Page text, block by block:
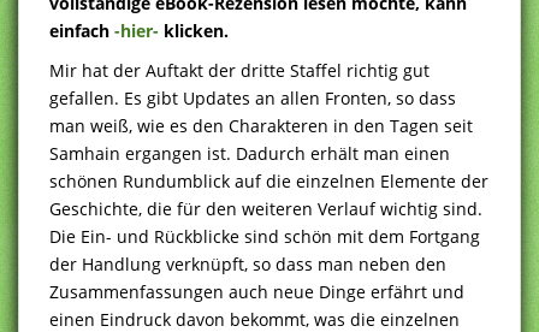
einfach -hier- klicken.
Mir hat der Auftakt der dritte Staffel richtig gut
gefallen. Es gibt Updates an allen Fronten, so dass
man weiß, wie es den Charakteren in den Tagen seit
Samhain ergangen ist. Dadurch erhält man einen
schönen Rundumblick auf die einzelnen Elemente der
Geschichte, die für den weiteren Verlauf wichtig sind.
Die Ein- und Rückblicke sind schön mit dem Fortgang
der Handlung verknüpft, so dass man neben den
Zusammenfassungen auch neue Dinge erfährt und
einen Eindruck davon bekommt, was die einzelnen